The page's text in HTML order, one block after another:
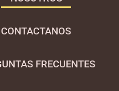
CONTACTANOS
FRECUENTES